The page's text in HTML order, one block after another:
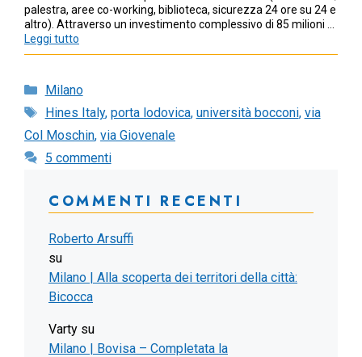
palestra, aree co-working, biblioteca, sicurezza 24 ore su 24 e
altro). Attraverso un investimento complessivo di 85 milioni …
Leggi tutto
Categorie
Milano
Tag
Hines Italy, porta lodovica, università bocconi, via
Col Moschin, via Giovenale
5 commenti
COMMENTI RECENTI
Roberto Arsuffi
su
Milano | Alla scoperta dei territori della città:
Bicocca
Varty su
Milano | Bovisa – Completata la